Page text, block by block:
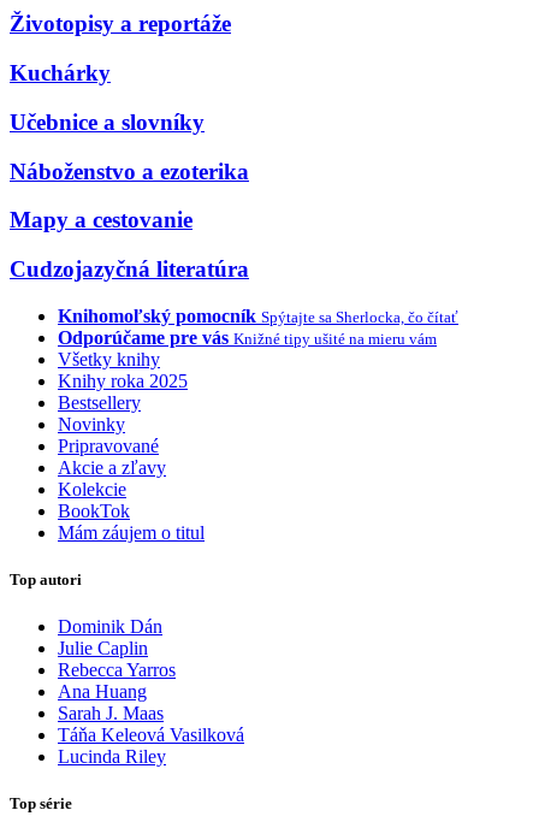
Životopisy a reportáže
Kuchárky
Učebnice a slovníky
Náboženstvo a ezoterika
Mapy a cestovanie
Cudzojazyčná literatúra
Knihomoľský pomocník Spýtajte sa Sherlocka, čo čítať
Odporúčame pre vás Knižné tipy ušité na mieru vám
Všetky knihy
Knihy roka 2025
Bestsellery
Novinky
Pripravované
Akcie a zľavy
Kolekcie
BookTok
Mám záujem o titul
Top autori
Dominik Dán
Julie Caplin
Rebecca Yarros
Ana Huang
Sarah J. Maas
Táňa Keleová Vasilková
Lucinda Riley
Top série